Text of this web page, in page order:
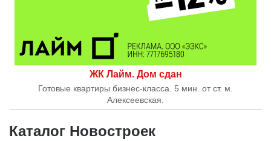
ЖК Лайм. Дом сдан
Готовые квартиры бизнес-класса. 5 мин. от ст. м.
Алексеевская.
Каталог Новостроек